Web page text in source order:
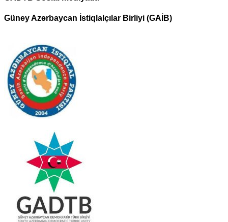
Güney Azərbaycan İstiqlalçılar Birliyi (GAİB)